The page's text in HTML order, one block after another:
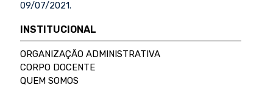
09/07/2021.
INSTITUCIONAL
ORGANIZAÇÃO ADMINISTRATIVA
CORPO DOCENTE
QUEM SOMOS